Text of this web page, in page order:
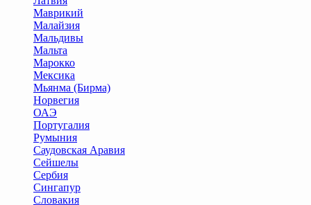
Маврикий
Малайзия
Мальдивы
Мальта
Марокко
Мексика
Мьянма (Бирма)
Норвегия
ОАЭ
Португалия
Румыния
Саудовская Аравия
Сейшелы
Сербия
Сингапур
Словакия